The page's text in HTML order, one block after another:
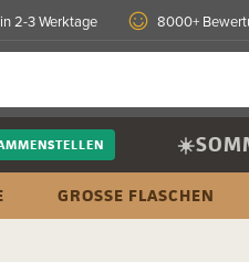
2-3 Werktage 8000+
GROSSE FLASCHEN